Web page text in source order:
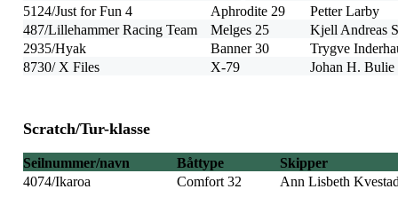
5124/Just for Fun 4
Aphrodite 29
Petter Larby
487/Lillehammer Racing Team
Melges 25
Kjell Andreas
2935/Hyak
Banner 30
Trygve
8730/ X Files
X-79 Johan H. Bulie
Scratch/Tur-klasse
Seilnummer/navn Båttype
Skipper
4074/Ikaroa
Comfort 32 Ann Lisbeth